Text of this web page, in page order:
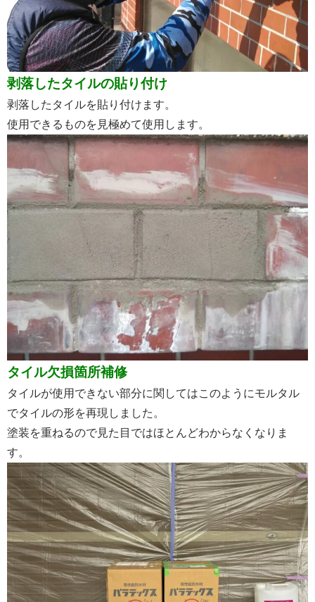
剥落したタイルの貼り付け
剥落したタイルを貼り付けます。
使用できるものを見極めて使用します。
タイル欠損箇所補修
タイルが使用できない部分に関してはこのようにモルタル
でタイルの形を再現しました。
塗装を重ねるので見た目ではほとんどわからなくなりま
す。